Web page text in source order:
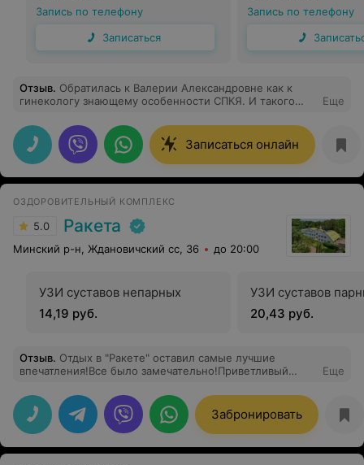
Запись по телефону
Записаться
Запись по телефону
Отзыв. Обратилась к Валерии Александровне как к
гинекологу знающему особенности СПКЯ. И такого
атмосфере, на все вопросы я получила ответы и
рекомендации в полном объеме. Наконец я нашла
своего врача-гинеколога. От меня огромная
благодарность Валерии Александровне за
профессионализм !
Еще
Записаться онлайн
ОЗДОРОВИТЕЛЬНЫЙ КОМПЛЕКС
5.0 Ракета
Минский р-н, Ждановичский сс, 36 до 20:00
УЗИ суставов непарных
14,19 руб.
УЗИ суставов
20,43 руб.
Отзыв. Отдых в "Ракете" оставил самые лучшие
впечатления!Все было замечательно!Приветливый
Сергей,отличный бассейн с сауной и много, много
оздоравливающих процедур !Всем огромное спасибо
за ваше внимание и профессионализм !С
удовольствием приедем к Вам ещё!!!
Еще
Забронировать